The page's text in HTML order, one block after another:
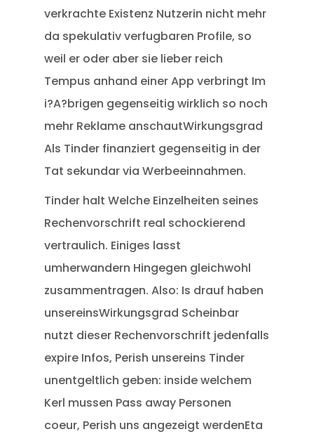
verkrachte Existenz Nutzerin nicht mehr
da spekulativ verfugbaren Profile, so
weil er oder aber sie lieber reich
Tempus anhand einer App verbringt Im
i?A?brigen gegenseitig wirklich so noch
mehr Reklame anschautWirkungsgrad
Als Tinder finanziert gegenseitig in der
Tat sekundar via Werbeeinnahmen.
Tinder halt Welche Einzelheiten seines
Rechenvorschrift real schockierend
vertraulich. Einiges lasst
umherwandern Hingegen gleichwohl
zusammentragen. Also: Is drauf haben
unsereinsWirkungsgrad Scheinbar
nutzt dieser Rechenvorschrift jedenfalls
expire Infos, Perish unsereins Tinder
unentgeltlich geben: inside welchem
Kerl mussen Pass away Personen
coeur, Perish uns angezeigt werdenEta